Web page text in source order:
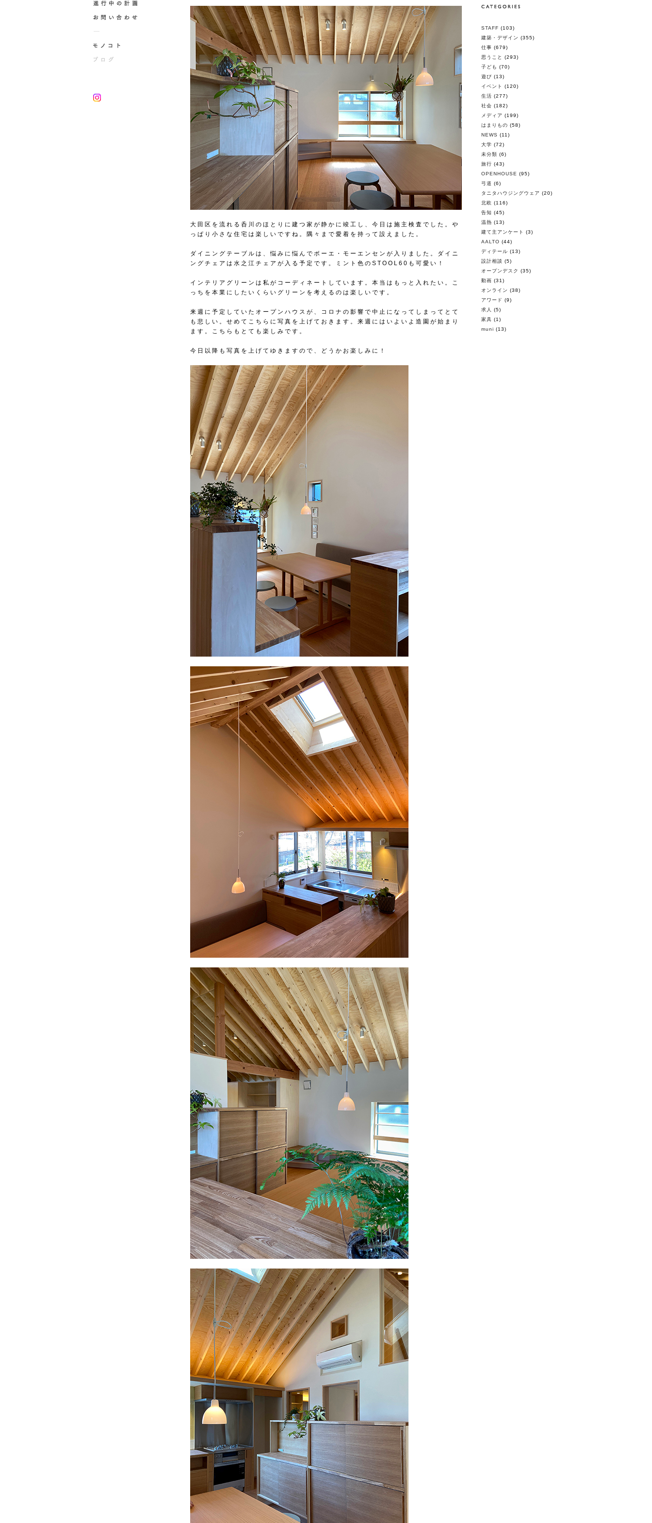
大田区を流れる呑川のほとりに建つ家が静かに竣工し、今日は施主検査でした。や
っぱり小さな住宅は楽しいですね。隅々まで愛着を持って設えました。
ダイニングテーブルは、悩みに悩んでボーエ・モーエンセンが入りました。ダイニ
ングチェアは水之江チェアが入る予定です。ミント色のSTOOL60も可愛い！
インテリアグリーンは私がコーディネートしています。本当はもっと入れたい。こ
っちを本業にしたいくらいグリーンを考えるのは楽しいです。
来週に予定していたオープンハウスが、コロナの影響で中止になってしまってとて
も悲しい。せめてこちらに写真を上げておきます。来週にはいよいよ造園が始まり
ます。こちらもとても楽しみです。
今日以降も写真を上げてゆきますので、どうかお楽しみに！
STAFF (103)
建築・デザイン (355)
仕事 (679)
思うこと
(293)
子ども (70)
遊び (13)
イベント
(120)
生活 (277)
社会 (182)
メディア (199)
はまりもの (58)
NEWS (11)
大学 (72)
未分類 (6)
旅行 (43)
OPENHOUSE (95)
弓道 (6)
タニタハウジングウェア (20)
北欧 (116)
告知 (45)
温熱 (13)
建て主アンケート
(3)
AALTO (44)
ディテール (13)
設計相談 (5)
オープンデスク
(35)
動画 (31)
オンライン (38)
アワード (9)
求人
(5)
家具 (1)
muni (13)